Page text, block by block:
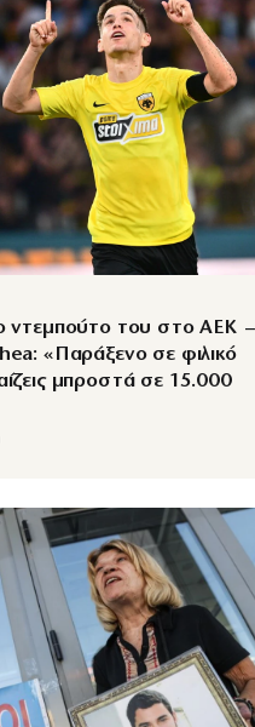
ντεμπούτο του στο ΑΕΚ –
«Παράξενο σε φιλικό
μπροστά σε 15.000